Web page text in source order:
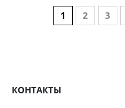
1 2 3
КОНТАКТЫ